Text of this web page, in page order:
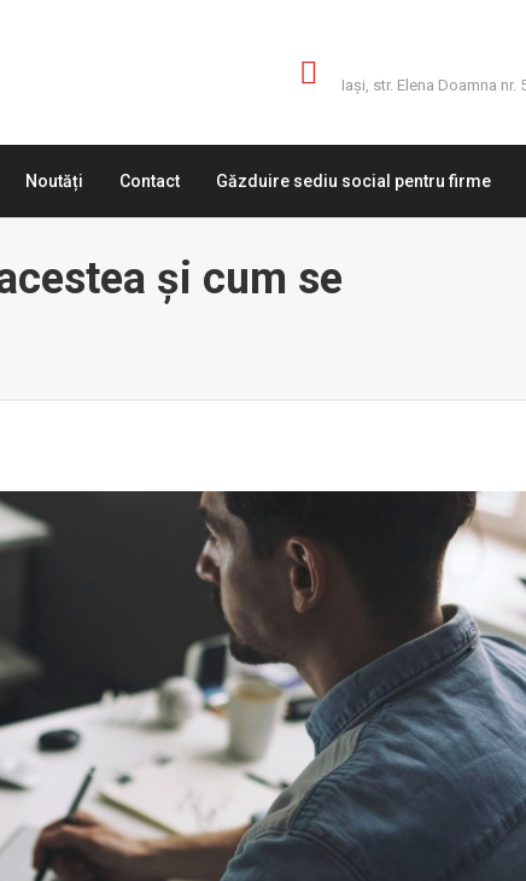
Iaşi, str. Elena Doamna nr.
Noutăți Contact Găzduire sediu social pentru firme
şi cum se